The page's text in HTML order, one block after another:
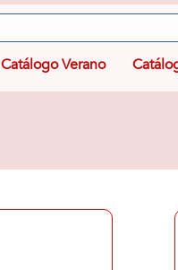
Catálogo Verano